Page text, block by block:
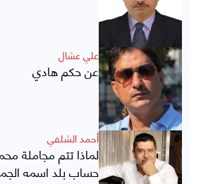
علي عشال
عن حكم هادي
أحمد الشلفي
لماذا تتم مجاملة
حساب بلد اسمه